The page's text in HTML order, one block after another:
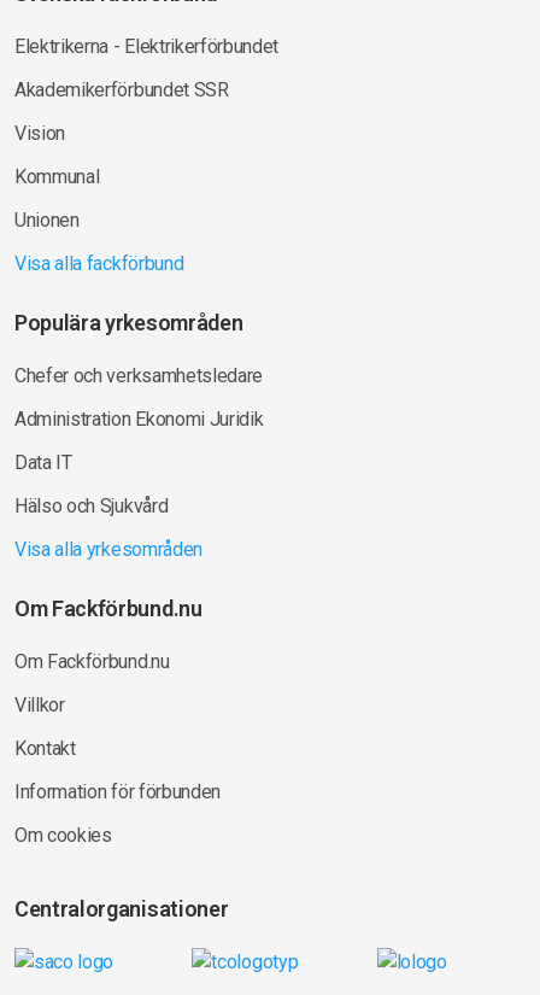
Elektrikerna - Elektrikerförbundet
Akademikerförbundet SSR
Vision
Kommunal
Unionen
Visa alla fackförbund
Populära yrkesområden
Chefer och verksamhetsledare
Administration Ekonomi Juridik
Data IT
Hälso och Sjukvård
Visa alla yrkesområden
Om Fackförbund.nu
Om Fackförbund.nu
Villkor
Kontakt
Information för förbunden
Om cookies
Centralorganisationer